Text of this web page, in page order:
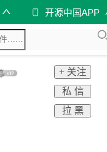
开源中国APP
+ 关注
私 信
拉 黑